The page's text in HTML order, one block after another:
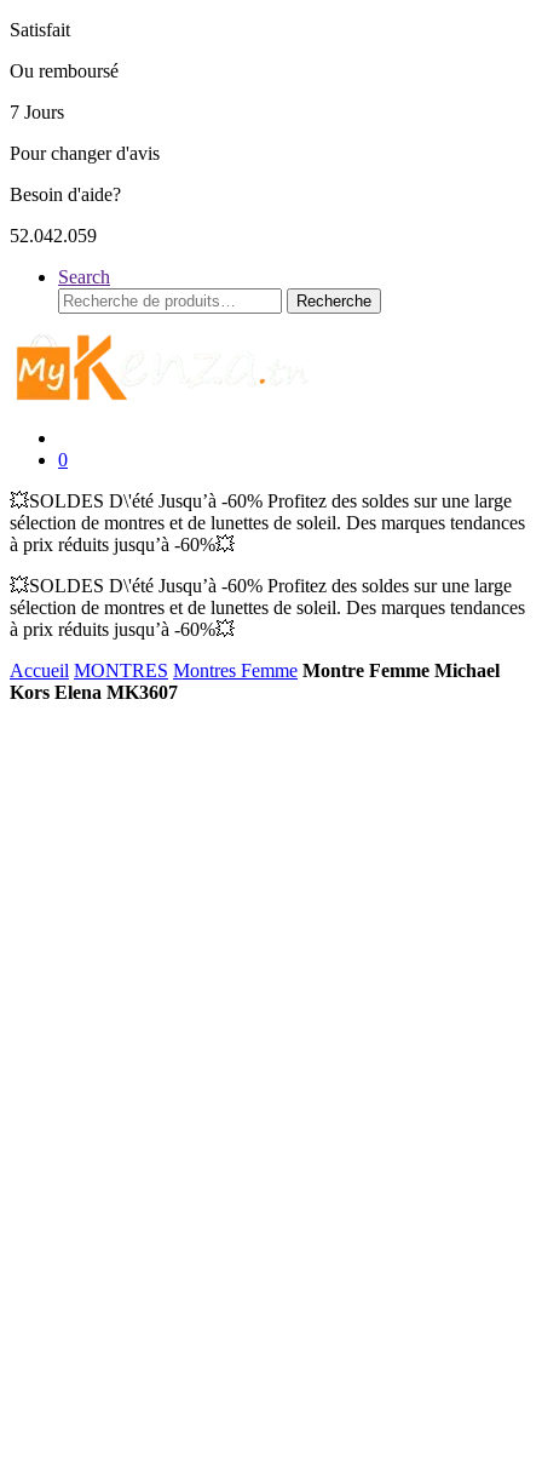
Satisfait
Ou remboursé
7 Jours
Pour changer d'avis
Besoin d'aide?
52.042.059
Search
Recherche
pour :
Recherche
0
💥SOLDES D\'été Jusqu’à -60% Profitez des soldes sur une large
sélection de montres et de lunettes de soleil. Des marques tendances
à prix réduits jusqu’à -60%💥
💥SOLDES D\'été Jusqu’à -60% Profitez des soldes sur une large
sélection de montres et de lunettes de soleil. Des marques tendances
à prix réduits jusqu’à -60%💥
Accueil MONTRES Montres Femme Montre Femme Michael
Kors Elena MK3607